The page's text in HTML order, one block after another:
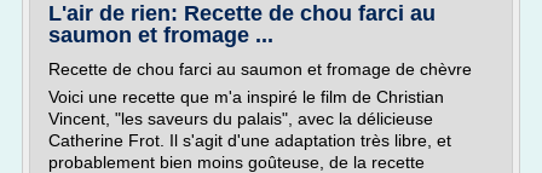
L'air de rien: Recette de chou farci au
saumon et fromage ...
Recette de chou farci au saumon et fromage de chèvre
Voici une recette que m'a inspiré le film de Christian
Vincent, "les saveurs du palais", avec la délicieuse
Catherine Frot. Il s'agit d'une adaptation très libre, et
probablement bien moins goûteuse, de la recette